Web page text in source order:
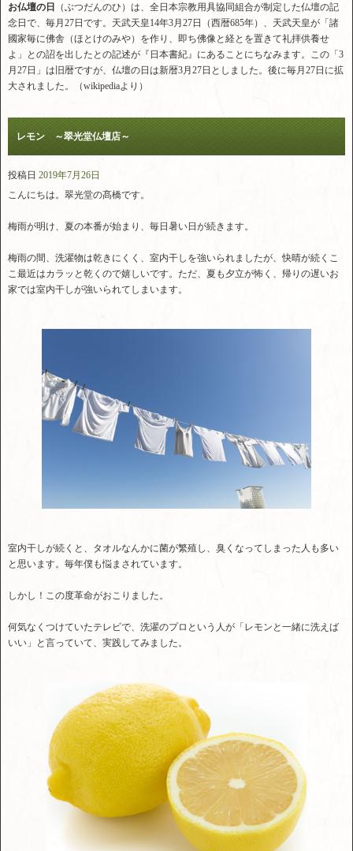
お仏壇の日 （ぶつだんのひ）は、全日本宗教用具協同組合が制定した仏壇の記
念日で、毎月27日です。天武天皇14年3月27日（西暦685年）、天武天皇が「諸
國家毎に佛舎（ほとけのみや）を作り、即ち佛像と経とを置きて礼拝供養せ
よ」との詔を出したとの記述が『日本書紀』にあることにちなみます。この「3
月27日」は旧暦ですが、仏壇の日は新暦3月27日としました。後に毎月27日に拡
大されました。（wikipediaより）
レモン ～翠光堂仏壇店～
投稿日 2019年7月26日
こんにちは。翠光堂の髙橋です。
梅雨が明け、夏の本番が始まり、毎日暑い日が続きます。
梅雨の間、洗濯物は乾きにくく、室内干しを強いられましたが、快晴が続くこ
こ最近はカラッと乾くので嬉しいです。ただ、夏も夕立が怖く、帰りの遅いお
家では室内干しが強いられてしまいます。
室内干しが続くと、タオルなんかに菌が繁殖し、臭くなってしまった人も多い
と思います。毎年僕も悩まされています。
しかし！この度革命がおこりました。
何気なくつけていたテレビで、洗濯のプロという人が「レモンと一緒に洗えば
いい」と言っていて、実践してみました。